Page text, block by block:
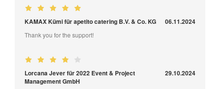
KAMAX Kümi für apetito catering B.V. & Co. KG 06.11.2024
Thank you for the support!
Lorcana Jever für 2022 Event & Project
Management GmbH
29.10.2024